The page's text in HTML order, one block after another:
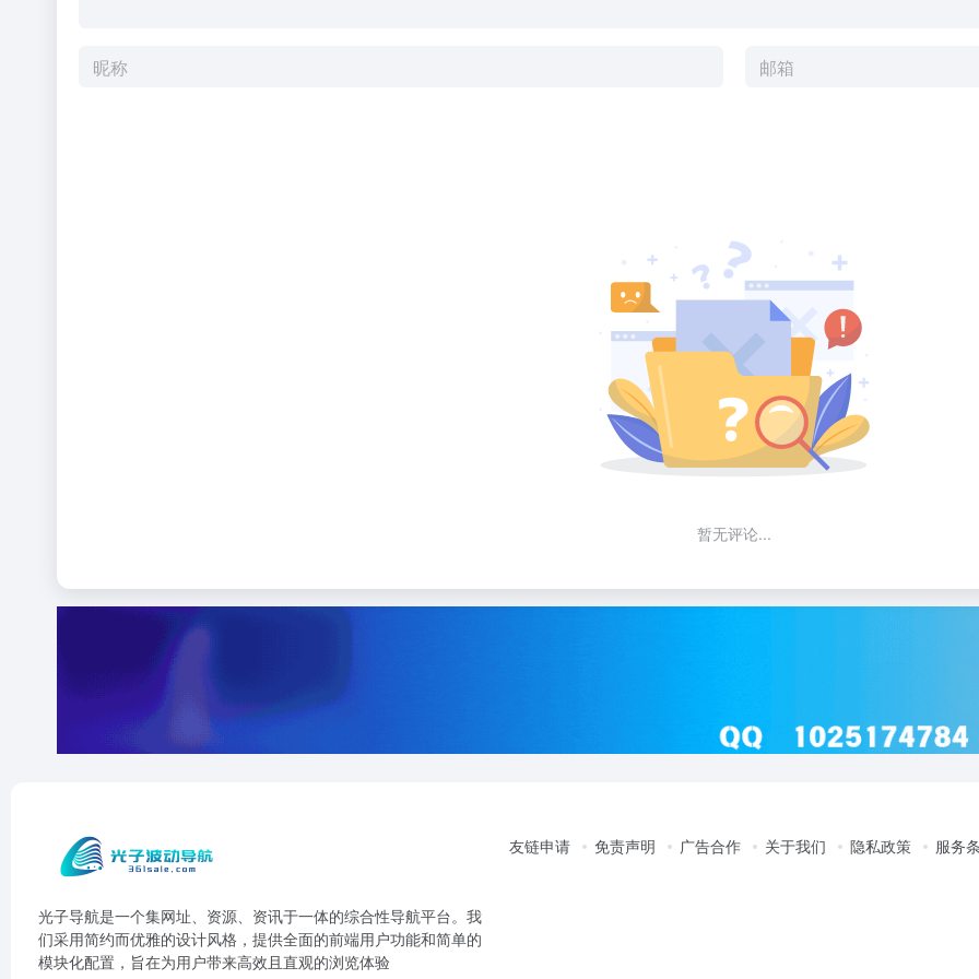
暂无评论...
光子导航是一个集网址、资源、资讯于一体的综合性导航平台。我
们采用简约而优雅的设计风格，提供全面的前端用户功能和简单的
模块化配置，旨在为用户带来高效且直观的浏览体验
友链申请 免责声明 广告合作 关于我们 隐私政策 服务